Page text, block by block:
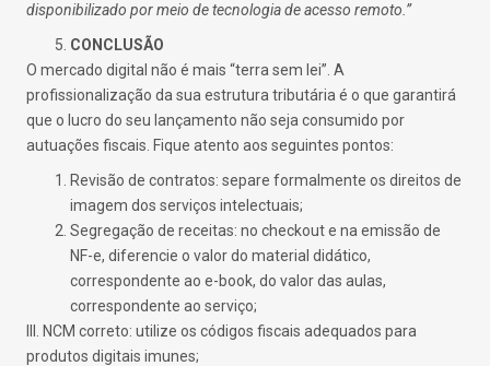
disponibilizado por meio de tecnologia de acesso remoto.”
CONCLUSÃO
O mercado digital não é mais “terra sem lei”. A
profissionalização da sua estrutura tributária é o que garantirá
que o lucro do seu lançamento não seja consumido por
autuações fiscais. Fique atento aos seguintes pontos:
Revisão de contratos: separe formalmente os direitos de
imagem dos serviços intelectuais;
Segregação de receitas: no checkout e na emissão de
NF-e, diferencie o valor do material didático,
correspondente ao e-book, do valor das aulas,
correspondente ao serviço;
III. NCM correto: utilize os códigos fiscais adequados para
produtos digitais imunes;